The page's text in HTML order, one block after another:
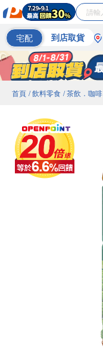
宅配 到店取貨
首頁 / 飲料零食 / 茶飲．咖啡